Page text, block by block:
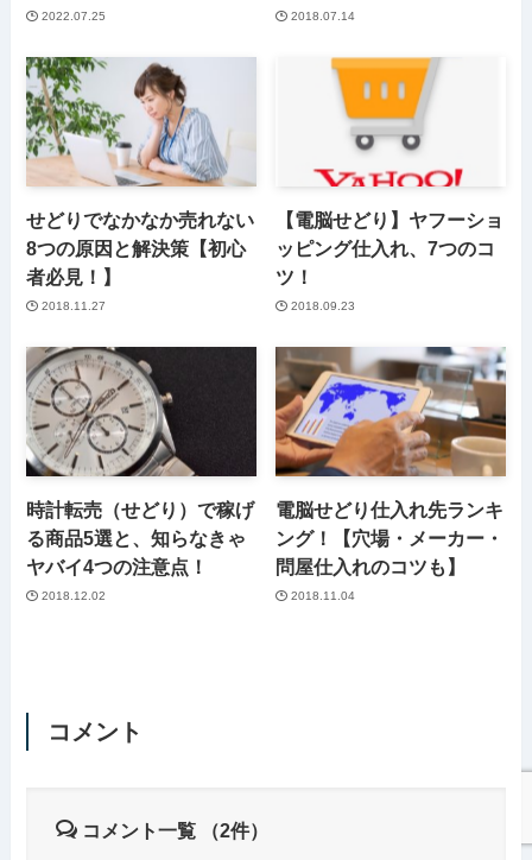
2022.07.25 2018.07.14
せどりでなかなか売れない
8つの原因と解決策【初心
者必見！】
2018.11.27
【電脳せどり】ヤフーショ
ッピング仕入れ、7つのコ
ツ！
2018.09.23
時計転売（せどり）で稼げ
る商品5選と、知らなきゃ
ヤバイ4つの注意点！
2018.12.02
電脳せどり仕入れ先ランキ
ング！【穴場・メーカー・
問屋仕入れのコツも】
2018.11.04
コメント
コメント一覧 （2件）